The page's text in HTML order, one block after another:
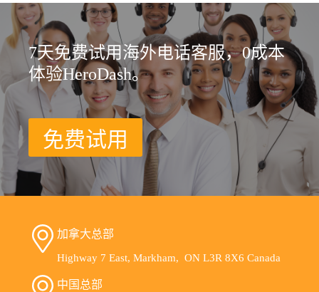
7天免费试用海外电话客服，0成本
体验HeroDash。
免费试用
加拿大总部
Highway 7 East, Markham, ON L3R 8X6 Canada
中国总部